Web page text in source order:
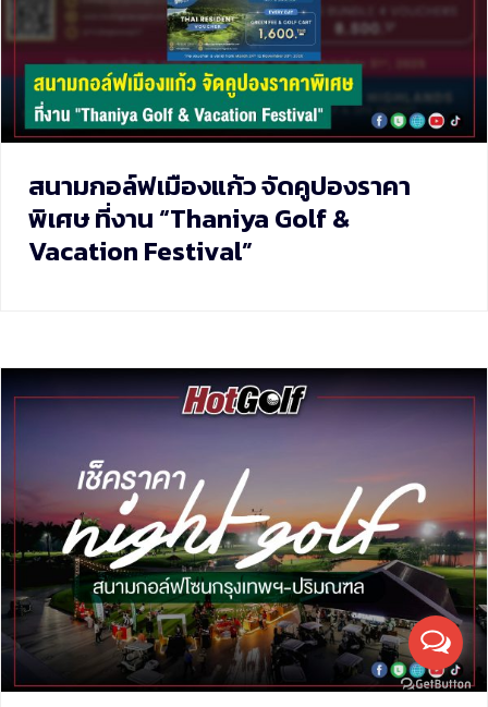
สนามกอล์ฟเมืองแก้ว จัดคูปองราคา
พิเศษ ที่งาน “Thaniya Golf &
Vacation Festival”